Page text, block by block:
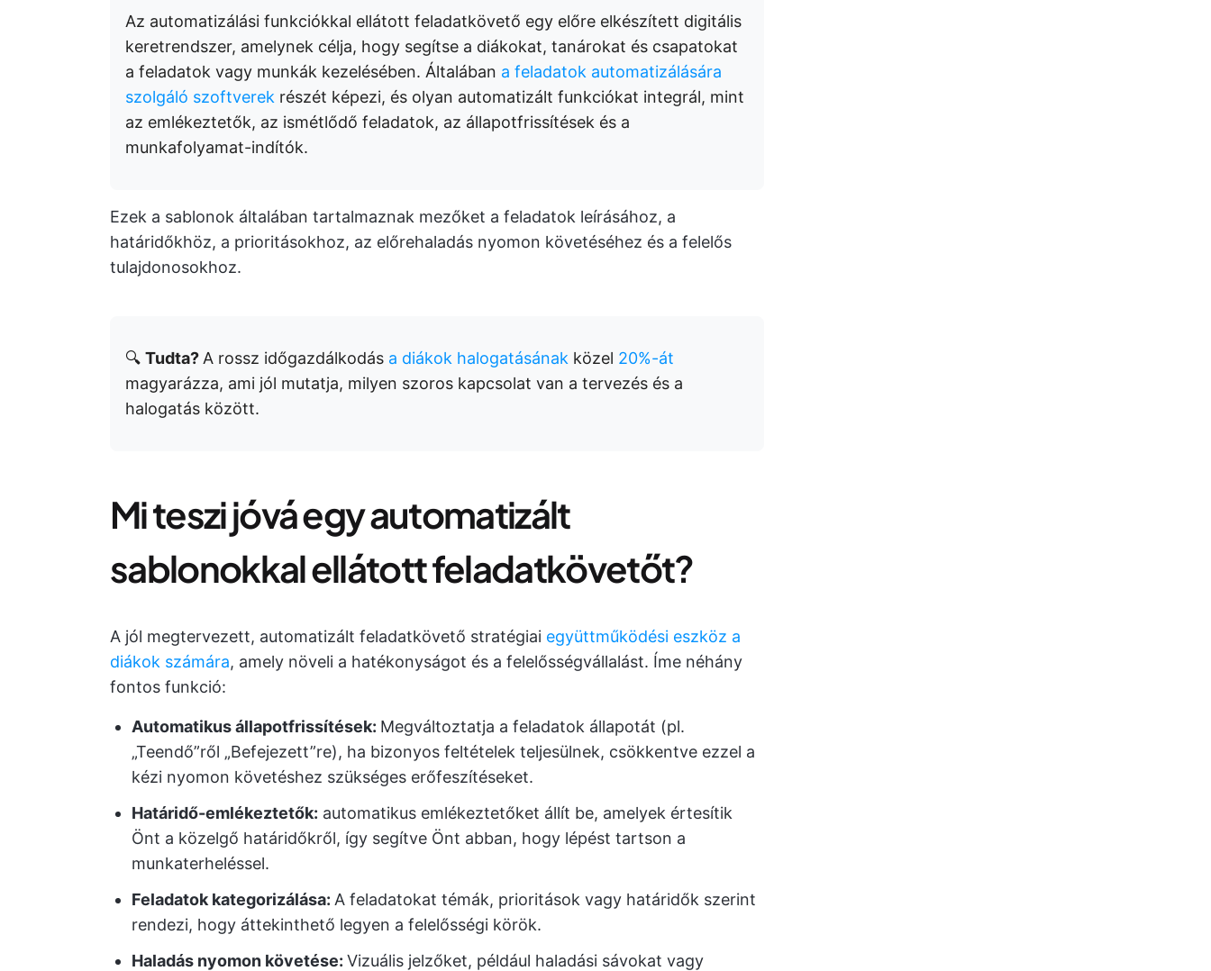
Az automatizálási funkciókkal ellátott feladatkövető egy előre elkészített digitális
keretrendszer, amelynek célja, hogy segítse a diákokat, tanárokat és csapatokat
a feladatok vagy munkák kezelésében. Általában a feladatok automatizálására
szolgáló szoftverek részét képezi, és olyan automatizált funkciókat integrál, mint
az emlékeztetők, az ismétlődő feladatok, az állapotfrissítések és a
munkafolyamat-indítók.
Ezek a sablonok általában tartalmaznak mezőket a feladatok leírásához, a
határidőkhöz, a prioritásokhoz, az előrehaladás nyomon követéséhez és a felelős
tulajdonosokhoz.
🔍 Tudta? A rossz időgazdálkodás a diákok halogatásának közel 20%-át
magyarázza, ami jól mutatja, milyen szoros kapcsolat van a tervezés és a
halogatás között.
Mi teszi jóvá egy automatizált
sablonokkal ellátott feladatkövetőt?
A jól megtervezett, automatizált feladatkövető stratégiai együttműködési eszköz a
diákok számára, amely növeli a hatékonyságot és a felelősségvállalást. Íme néhány
fontos funkció:
Automatikus állapotfrissítések: Megváltoztatja a feladatok állapotát (pl.
„Teendő”ről „Befejezett”re), ha bizonyos feltételek teljesülnek, csökkentve ezzel a
kézi nyomon követéshez szükséges erőfeszítéseket.
Határidő-emlékeztetők: automatikus emlékeztetőket állít be, amelyek értesítik
Önt a közelgő határidőkről, így segítve Önt abban, hogy lépést tartson a
munkaterheléssel.
Feladatok kategorizálása: A feladatokat témák, prioritások vagy határidők szerint
rendezi, hogy áttekinthető legyen a felelősségi körök.
Haladás nyomon követése: Vizuális jelzőket, például haladási sávokat vagy